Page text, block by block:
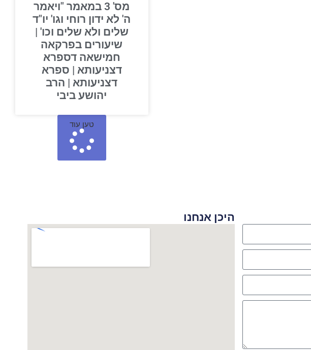
מס' 3 במאמר "ויאמר
ה' לא ידון רוחי וגו' יו"ד
שלים ולא שלים וכו' |
שיעורים בפרקאה
חמישאה דספרא
דצניעותא | ספרא
דצניעותא | הרב
יהושע ביבי
טען עוד
היכן אנחנו